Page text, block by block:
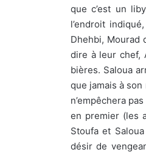
que c’est un
l’endroit
Dhehbi, Mourad
dire à leur chef,
bières. Saloua
que jamais à
n’empêchera
en premier (les
Stoufa et
désir de